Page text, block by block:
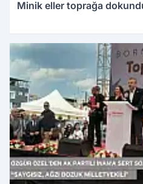
Minik eller toprağa